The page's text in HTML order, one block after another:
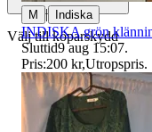
Välj till köparskydd
M | Indiska
INDISKA grön
Sluttid9 aug 15:07.
Pris:200 kr,Utropspris.